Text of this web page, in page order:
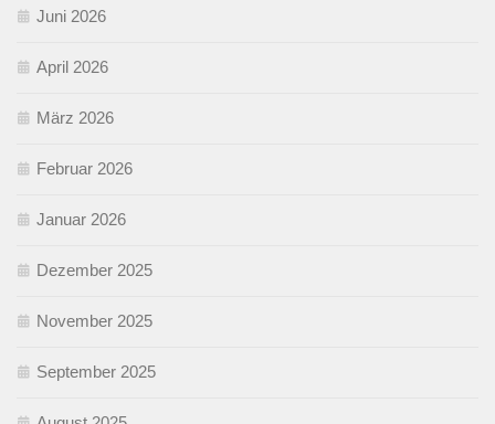
Juni 2026
April 2026
März 2026
Februar 2026
Januar 2026
Dezember 2025
November 2025
September 2025